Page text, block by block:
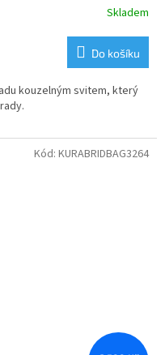
Skladem
Do košíku
kouzelným svitem, který
Kód: KURABRIDBAG3264